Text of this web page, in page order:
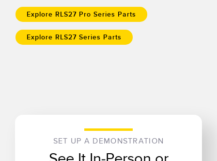
코드셋
소프트웨어
Explore RLS27 Pro Series Parts
Explore RLS27 Series Parts
SET UP A DEMONSTRATION